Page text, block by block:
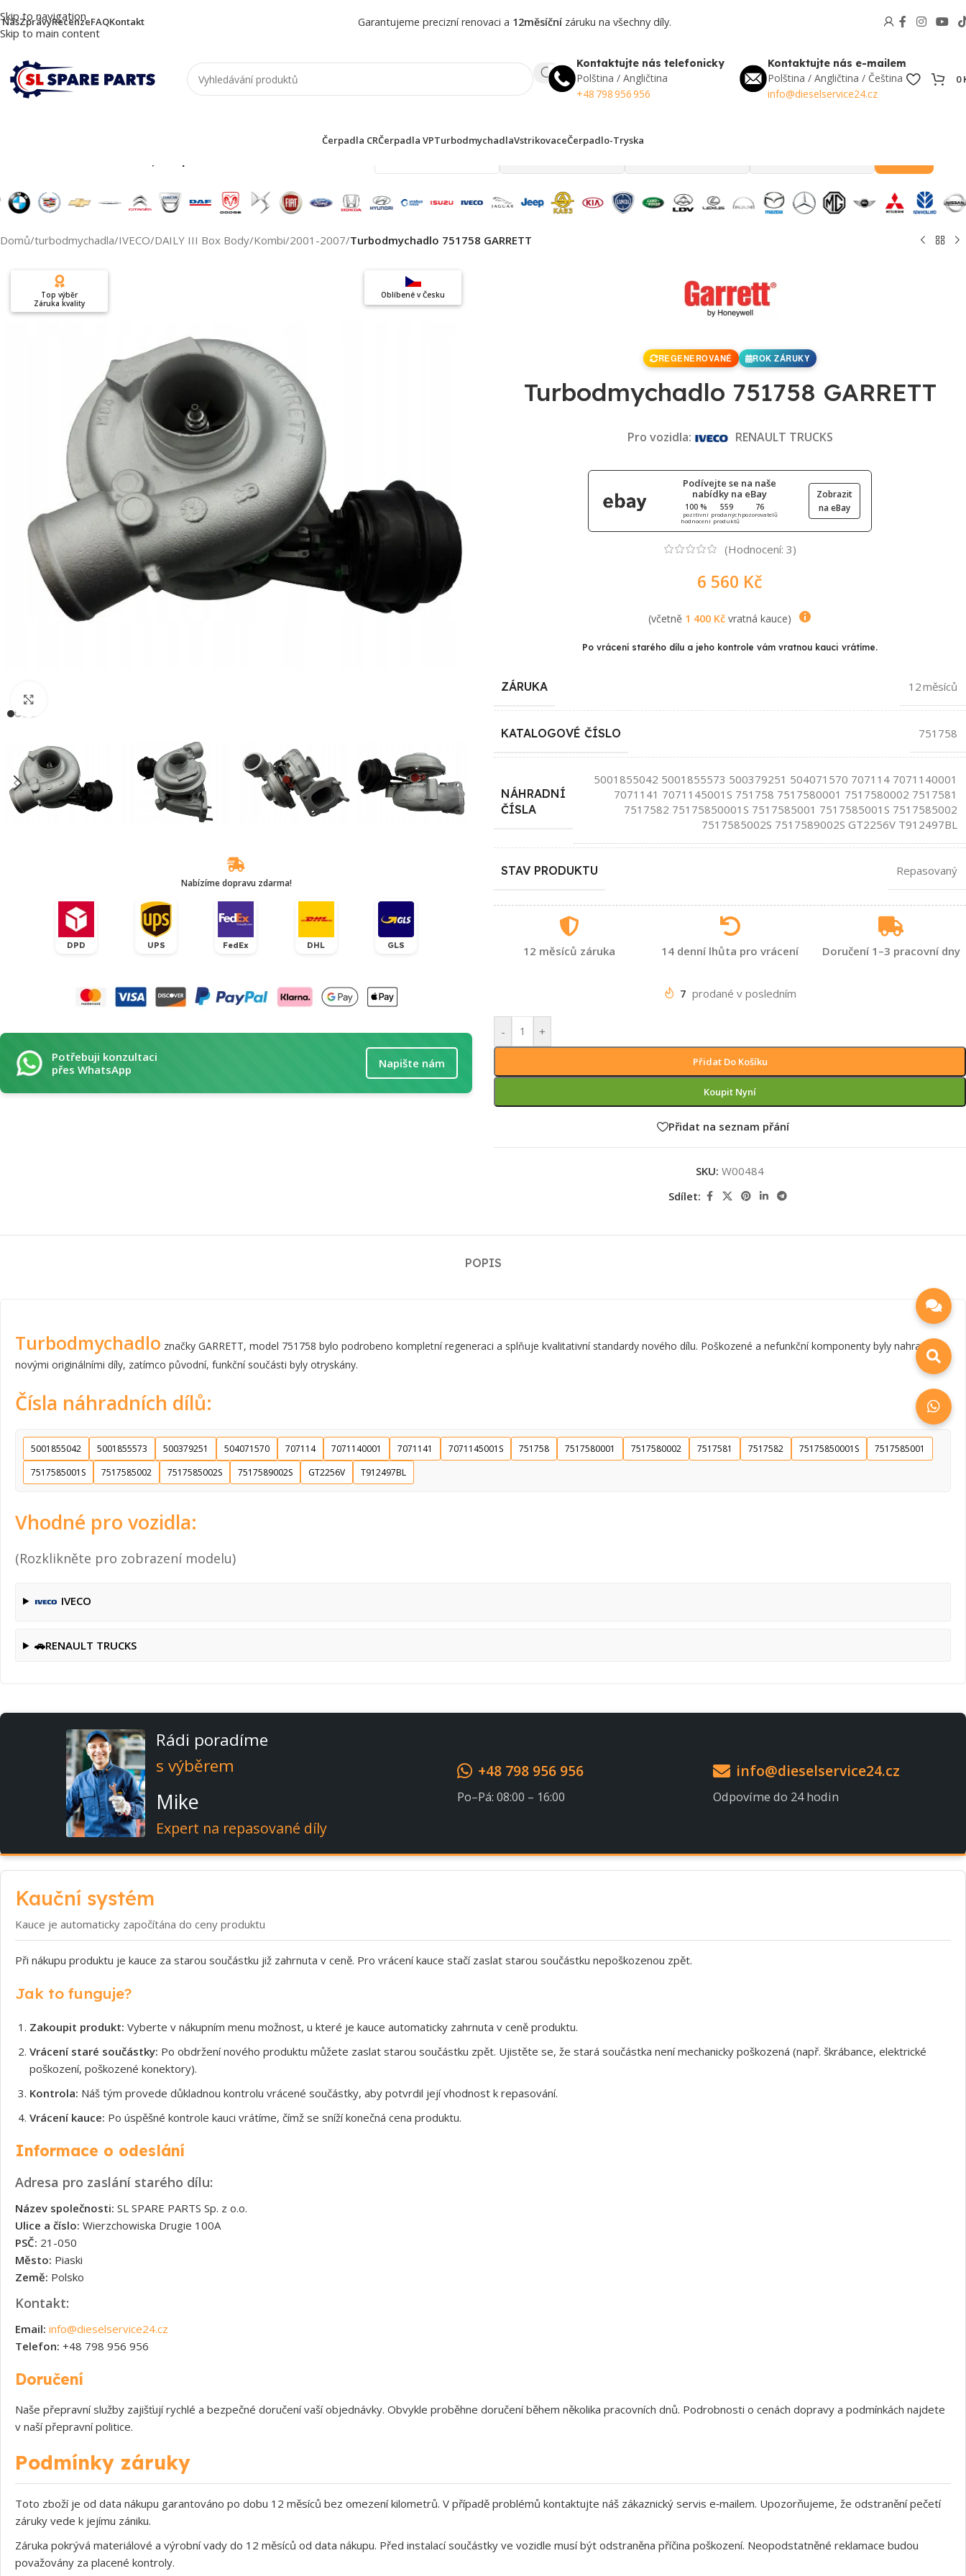
Skip to navigation
Skip to main content
NásZprávyRecenzeFAQKontakt Garantujeme precizní renovaci a 12měsíčnízáruku na všechny díly.
Kontaktujte nás telefonicky
Polština / Angličtina
+48 798 956 956
Kontaktujte nás e-mailem
Polština / Angličtina / Čeština
info@dieselservice24.cz
0
Čerpadla CRČerpadla VPTurbodmychadlaVstrikovaceČerpadlo-Tryska
Domů/turbodmychadla/IVECO/DAILY III Box Body/Kombi/2001-2007/Turbodmychadlo 751758 GARRETT
Oblíbené v Česku
Top výběr
Záruka kvality
Nabízíme dopravu zdarma!
DPD UPS FedEx DHL GLS
Potřebuji konzultaci
přes WhatsApp
Napište nám
REGENEROVANÉ ROK ZÁRUKY
Turbodmychadlo 751758 GARRETT
Pro vozidla: RENAULT TRUCKS
Podívejte se na naše
nabídky na eBay
100 %
pozitivní
hodnocení
559
prodaných
produktů
76
pozorovatelů
Zobrazit
na eBay
(Hodnocení: 3)
6 560 Kč
(včetně 1 400 Kčvratná kauce)
Po vrácení starého dílu a jeho kontrole vám vratnou kauci vrátíme.
ZÁRUKA 12 měsíců
KATALOGOVÉ ČÍSLO 751758
NÁHRADNÍ
ČÍSLA
5001855042 5001855573 500379251 504071570 707114 7071140001
7071141 7071145001S 751758 7517580001 7517580002 7517581
7517582 75175850001S 7517585001 7517585001S 7517585002
7517585002S 7517589002S GT2256V T912497BL
STAV PRODUKTU Repasovaný
12 měsíců záruka 14 denní lhůta pro vrácení Doručení 1–3 pracovní dny
7 prodané v posledním
- +
Přidat Do Košíku
Koupit Nyní
Přidat na seznam přání
SKU: W00484
Sdílet:
POPIS
Turbodmychadlo značky GARRETT, model 751758 bylo podrobeno kompletní regeneraci a splňuje kvalitativní standardy nového dílu. Poškozené a nefunkční komponenty byly nahrazeny
novými originálními díly, zatímco původní, funkční součásti byly otryskány.
Čísla náhradních dílů:
5001855042 5001855573 500379251 504071570 707114 7071140001 7071141 7071145001S 751758 7517580001 7517580002 7517581 7517582 75175850001S
7517585001
7517585001S
7517585002 7517585002S 7517589002S GT2256V T912497BL
Vhodné pro vozidla:
(Rozklikněte pro zobrazení modelu)
IVECO
🚗RENAULT TRUCKS
Rádi poradíme
s výběrem
Mike
Expert na repasované díly
+48 798 956 956
Po–Pá: 08:00 – 16:00
info@dieselservice24.cz
Odpovíme do 24 hodin
Kauční systém
Kauce je automaticky započítána do ceny produktu
Při nákupu produktu je kauce za starou součástku již zahrnuta v ceně. Pro vrácení kauce stačí zaslat starou součástku nepoškozenou zpět.
Jak to funguje?
Zakoupit produkt: Vyberte v nákupním menu možnost, u které je kauce automaticky zahrnuta v ceně produktu.
Vrácení staré součástky: Po obdržení nového produktu můžete zaslat starou součástku zpět. Ujistěte se, že stará součástka není mechanicky poškozená (např. škrábance, elektrické
poškození, poškozené konektory).
Kontrola: Náš tým provede důkladnou kontrolu vrácené součástky, aby potvrdil její vhodnost k repasování.
Vrácení kauce: Po úspěšné kontrole kauci vrátíme, čímž se sníží konečná cena produktu.
Informace o odeslání
Adresa pro zaslání starého dílu:
Název společnosti: SL SPARE PARTS Sp. z o.o.
Ulice a číslo: Wierzchowiska Drugie 100A
PSČ: 21-050
Město: Piaski
Země: Polsko
Kontakt:
Email: info@dieselservice24.cz
Telefon: +48 798 956 956
Doručení
Naše přepravní služby zajišťují rychlé a bezpečné doručení vaší objednávky. Obvykle proběhne doručení během několika pracovních dnů. Podrobnosti o cenách dopravy a podmínkách najdete
v naší přepravní politice.
Podmínky záruky
Toto zboží je od data nákupu garantováno po dobu 12 měsíců bez omezení kilometrů. V případě problémů kontaktujte náš zákaznický servis e‑mailem. Upozorňujeme, že odstranění pečetí
záruky vede k jejímu zániku.
Záruka pokrývá materiálové a výrobní vady do 12 měsíců od data nákupu. Před instalací součástky ve vozidle musí být odstraněna příčina poškození. Neopodstatněné reklamace budou
považovány za placené kontroly.